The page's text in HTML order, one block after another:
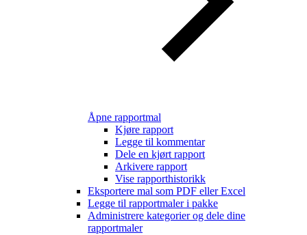
Åpne rapportmal
Kjøre rapport
Legge til kommentar
Dele en kjørt rapport
Arkivere rapport
Vise rapporthistorikk
Eksportere mal som PDF eller Excel
Legge til rapportmaler i pakke
Administrere kategorier og dele dine
rapportmaler